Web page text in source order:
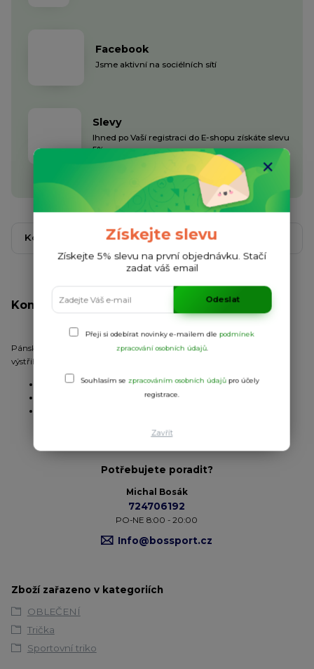
Facebook
Jsme aktivní na sociélních sítí
Slevy
Ihned po Vaší registraci do E-shopu získáte slevu
5%
Kompletní specifikace Komentáře
Kompletní specifikace
Pánské/dětské funkční triko s krátkým raglánovým rukávem. Kulatý
výstřih. Pohodlné, snadno přizpůsobitelné na tělo.
Úplet:hladký
Potřebujete poradit?
Michal Bosák
724706192
PO-NE 8:00 - 20:00
Info@bossport.cz
Zboží zařazeno v kategoriích
OBLEČENÍ
Trička
Sportovní triko
Získejte slevu
Získejte 5% slevu na první objednávku. Stačí
zadat váš email
Odeslat
Přeji si odebírat novinky e-mailem dle podmínek
zpracování osobních údajů.
Souhlasím se zpracováním osobních údajůpro účely
registrace.
Zavřít